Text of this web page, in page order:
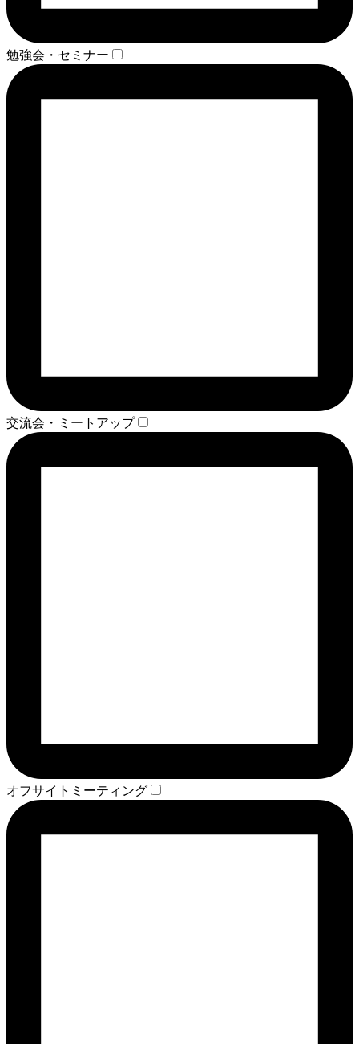
勉強会・セミナー
交流会・ミートアップ
オフサイトミーティング